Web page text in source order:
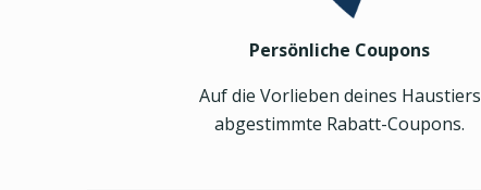
Persönliche Coupons
Auf die Vorlieben deines Haustiers
abgestimmte Rabatt-Coupons.